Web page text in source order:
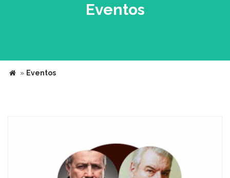
Eventos
» Eventos